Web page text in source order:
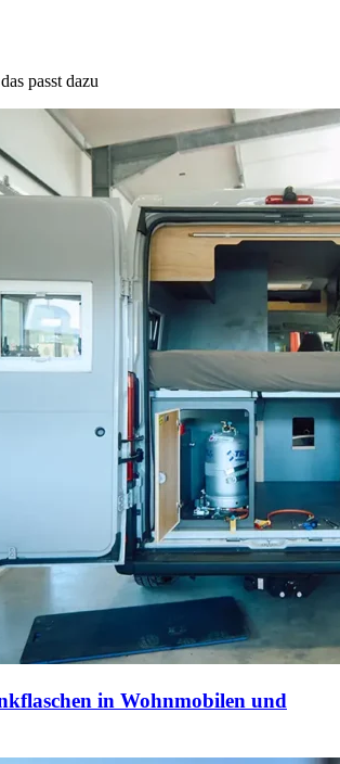
passt dazu
in Wohnmobilen und